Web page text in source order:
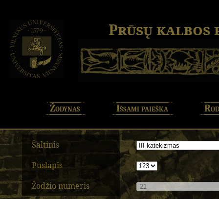
Prūsų kalbos
Žodynas Išsami paieška
Šaltinis
Puslapis
Žodžio numeris